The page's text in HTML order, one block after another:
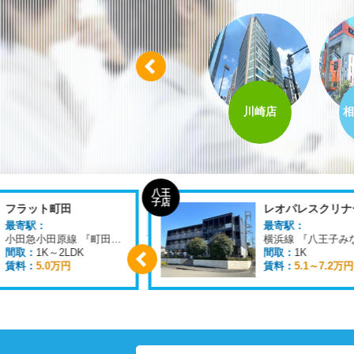
川崎店
フラット町田
最寄駅：
小田急小田原線 『町田駅』 徒歩
10分
間取： 1K～2LDK
賃料：5.0万円
八王
子店
最寄駅：
間取： 1K
賃料：5.1～7.2万円